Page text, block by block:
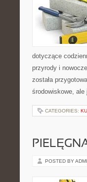
dotyczące
przyrody i
została
środowiskowe,
CATEGORIES:
POSTED BY